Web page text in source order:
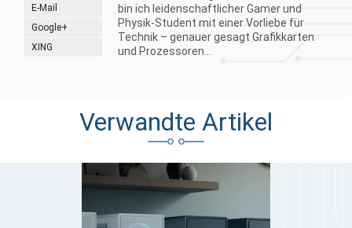
E-Mail
Google+
XING
bin ich leidenschaftlicher Gamer und
Physik-Student mit einer Vorliebe für
Technik – genauer gesagt Grafikkarten
und Prozessoren...
Verwandte Artikel